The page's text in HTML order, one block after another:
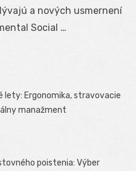
a nových usmernení
Social …
lety: Ergonomika, stravovacie
manažment
poistenia: Výber